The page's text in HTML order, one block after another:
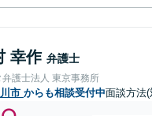
幸作 弁護士
弁護士法人 東京事務所
市 からも相談受付中面談方法